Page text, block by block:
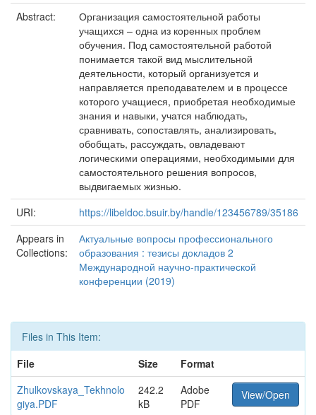
Abstract:
Организация самостоятельной работы
учащихся – одна из коренных проблем
обучения. Под самостоятельной работой
понимается такой вид мыслительной
деятельности, который организуется и
направляется преподавателем и в процессе
которого учащиеся, приобретая необходимые
знания и навыки, учатся наблюдать,
сравнивать, сопоставлять, анализировать,
обобщать, рассуждать, овладевают
логическими операциями, необходимыми для
самостоятельного решения вопросов,
выдвигаемых жизнью.
URI:
https://libeldoc.bsuir.by/handle/123456789/35186
Appears in
Collections:
Актуальные вопросы профессионального
образования : тезисы докладов 2
Международной научно-практической
конференции (2019)
Files in This Item:
File
Size
Format
Zhulkovskaya_Tekhnolo
giya.PDF
242.2
kB
Adobe
PDF
View/Open